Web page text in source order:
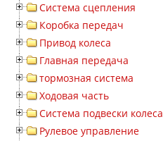
Система сцепления
Коробка передач
Привод колеса
Главная передача
тормозная система
Ходовая часть
Система подвески колеса
Рулевое управление